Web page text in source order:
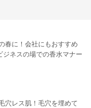
春に！会社にもおすすめ
ネスの場での香水マナー
穴レス肌！毛穴を埋めて